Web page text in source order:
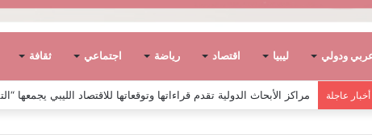
ودولي ليبيا اقتصاد رياضة اجتماعي ثقافة
أخبار عاجلة عشر حكومات وأحد عشر تشكيلاً وزارياً في ليبيا بين الاستقلال والانقلاب (1951 –